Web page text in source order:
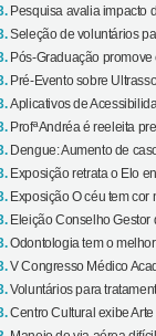
Pesquisa avalia impacto
Seleção de voluntários
Pós-Graduação
Pré-Evento sobre
Aplicativos de
Profª Andréa é reeleita
Dengue: Aumento de
Exposição retrata o Elo
Exposição O céu tem cor
Eleição Conselho Gestor
Odontologia tem o
V Congresso Médico
Voluntários para
Centro Cultural exibe